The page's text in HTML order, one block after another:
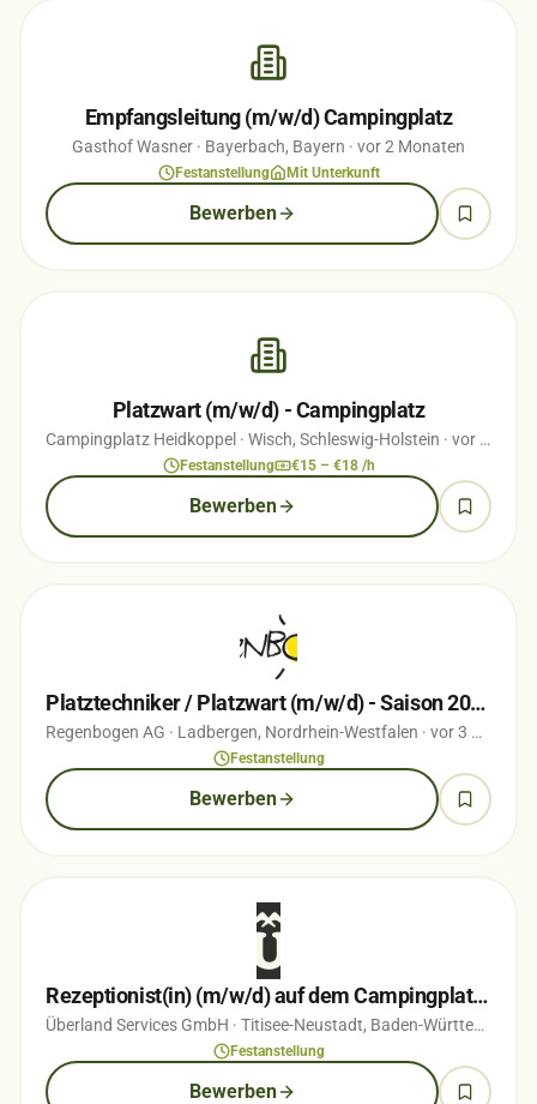
Empfangsleitung (m/w/d) Campingplatz
Gasthof Wasner · Bayerbach, Bayern · vor 2 Monaten
Festanstellung Mit Unterkunft
Bewerben
Platzwart (m/w/d) - Campingplatz
Campingplatz Heidkoppel · Wisch, Schleswig-Holstein · vor 1 Monaten
Festanstellung €15 – €18 /h
Bewerben
Platztechniker / Platzwart (m/w/d) - Saison 2026
Regenbogen AG · Ladbergen, Nordrhein-Westfalen · vor 3 Monaten
Festanstellung
Bewerben
Rezeptionist(in) (m/w/d) auf dem Campingplatz Titisee
Überland Services GmbH · Titisee-Neustadt, Baden-Württemberg
Festanstellung
Bewerben